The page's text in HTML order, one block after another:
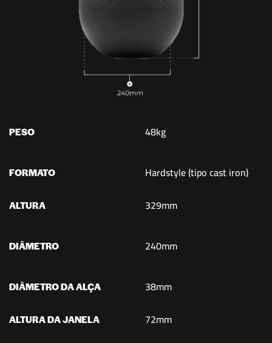
PESO 48kg
FORMATO Hardstyle (tipo cast iron)
ALTURA 329mm
DIÂMETRO 240mm
DIÂMETRO DA ALÇA 38mm
ALTURA DA JANELA 72mm